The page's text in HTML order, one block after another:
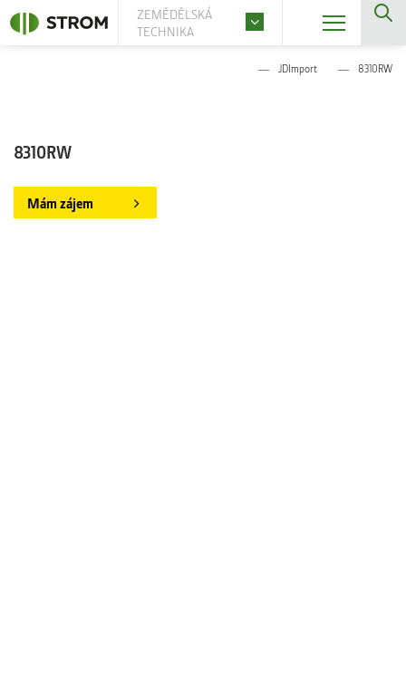
ZEMĚDĚLSKÁ
TECHNIKA
JDImport 8310RW
8310RW
Mám zájem